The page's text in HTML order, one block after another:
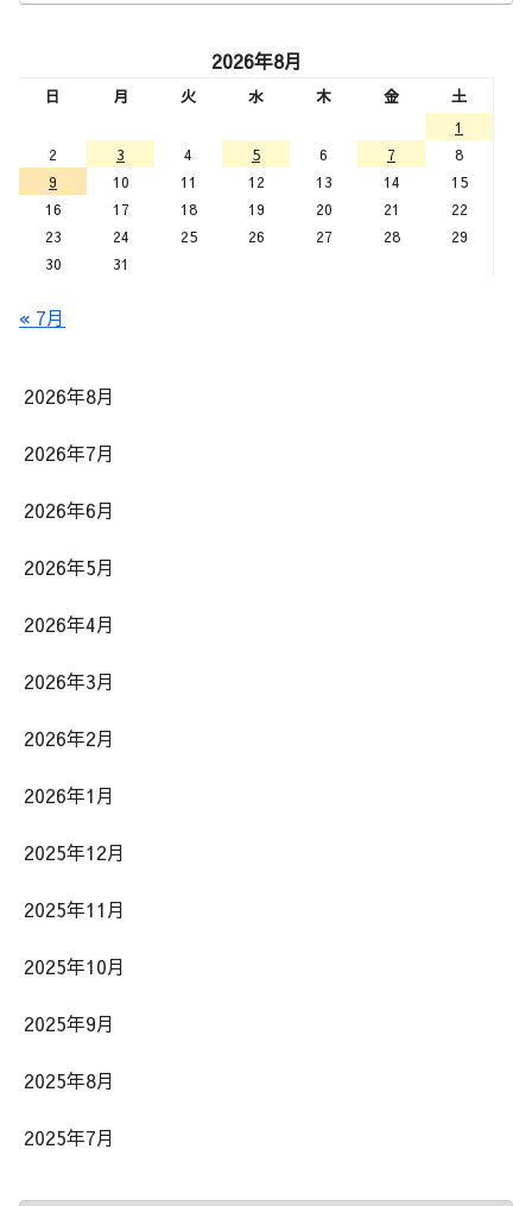
2026年8月
日 月 火 水 木 金
土
1
2
3 4 5 6 7
8
9
10 11 12 13 14
15
16
17 18 19 20 21
22
23
24 25 26 27 28
29
30
31
« 7月
2026年8月
2026年7月
2026年6月
2026年5月
2026年4月
2026年3月
2026年2月
2026年1月
2025年12月
2025年11月
2025年10月
2025年9月
2025年8月
2025年7月